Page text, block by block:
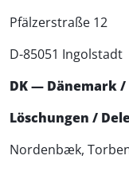
Pfälzerstraße 12
D-85051 Ingolstadt
DK — Dänemark
Löschungen /
Nordenbæk, Torben